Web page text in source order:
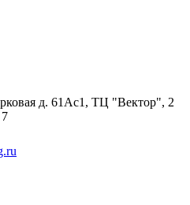
д. 61Ас1, ТЦ "Вектор", 2